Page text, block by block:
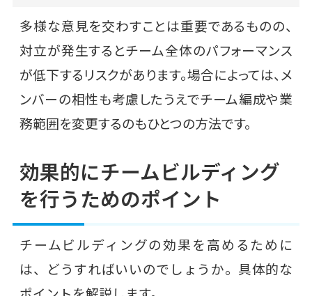
多様な意見を交わすことは重要であるものの、
対立が発生するとチーム全体のパフォーマンス
が低下するリスクがあります。場合によっては、メ
ンバーの相性も考慮したうえでチーム編成や業
務範囲を変更するのもひとつの方法です。
効果的にチームビルディング
を行うためのポイント
チームビルディングの効果を高めるために
は、どうすればいいのでしょうか。具体的な